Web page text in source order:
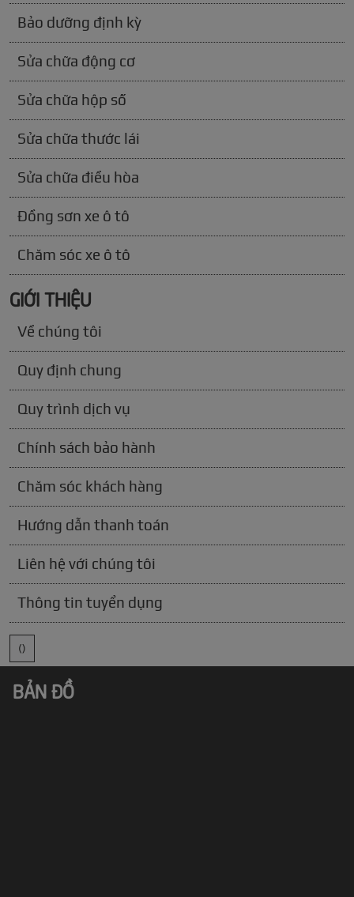
Bảo dưỡng định kỳ
Sửa chữa động cơ
Sửa chữa hộp số
Sửa chữa thước lái
Sửa chữa điều hòa
Đồng sơn xe ô tô
Chăm sóc xe ô tô
GIỚI THIỆU
Về chúng tôi
Quy định chung
Quy trình dịch vụ
Chính sách bảo hành
Chăm sóc khách hàng
Hướng dẫn thanh toán
Liên hệ với chúng tôi
Thông tin tuyển dụng
()
BẢN ĐỒ